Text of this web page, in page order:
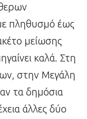
πληθυσμό έως
μείωσης
καλά. Στη
στην Μεγάλη
τα δημόσια
άλλες δύο